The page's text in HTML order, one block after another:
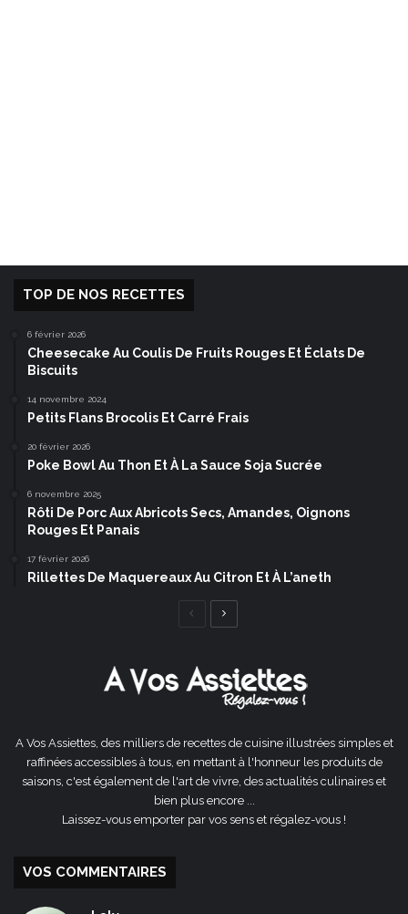
TOP DE NOS RECETTES
6 février 2026
Cheesecake Au Coulis De Fruits Rouges Et Éclats De
Biscuits
14 novembre 2024
Petits Flans Brocolis Et Carré Frais
20 février 2026
Poke Bowl Au Thon Et À La Sauce Soja Sucrée
6 novembre 2025
Rôti De Porc Aux Abricots Secs, Amandes, Oignons
Rouges Et Panais
17 février 2026
Rillettes De Maquereaux Au Citron Et À L’aneth
Page
A Vos Assiettes, des milliers de recettes de cuisine illustrées simples et
raffinées accessibles à tous, en mettant à l'honneur les produits de
saisons, c'est également de l'art de vivre, des actualités culinaires et
bien plus encore ...
Laissez-vous emporter par vos sens et régalez-vous !
VOS COMMENTAIRES